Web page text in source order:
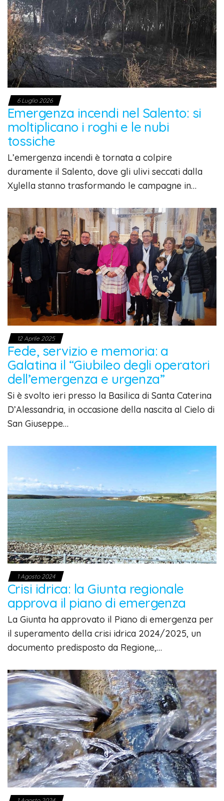
6 Luglio 2026
Emergenza incendi nel Salento: si
moltiplicano i roghi e le nubi
tossiche
L’emergenza incendi è tornata a colpire
duramente il Salento, dove gli ulivi seccati dalla
Xylella stanno trasformando le campagne in…
12 Aprile 2025
Fede, servizio e memoria: a
Galatina il “Giubileo degli operatori
dell’emergenza e urgenza”
Si è svolto ieri presso la Basilica di Santa Caterina
D’Alessandria, in occasione della nascita al Cielo di
San Giuseppe…
1 Agosto 2024
Crisi idrica: la Giunta regionale
approva il piano di emergenza
La Giunta ha approvato il Piano di emergenza per
il superamento della crisi idrica 2024/2025, un
documento predisposto da Regione,…